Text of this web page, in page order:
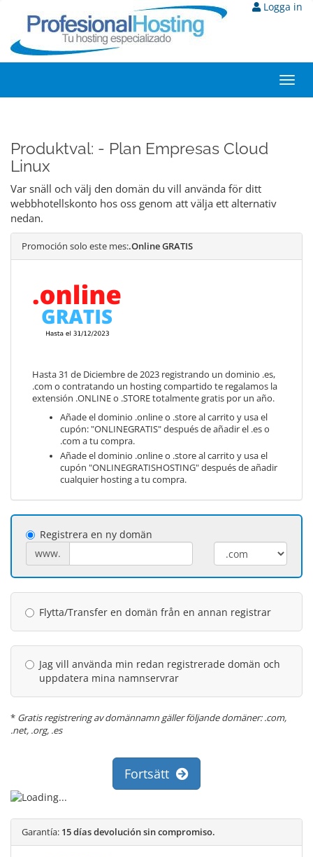
Logga in
Produktval: - Plan Empresas Cloud
Linux
Var snäll och välj den domän du vill använda för ditt
webbhotellskonto hos oss genom att välja ett alternativ
nedan.
Promoción solo este mes:.Online GRATIS
Hasta 31 de Diciembre de 2023 registrando un dominio .es,
.com o contratando un hosting compartido te regalamos la
extensión .ONLINE o .STORE totalmente gratis por un año.
Añade el dominio .online o .store al carrito y usa el
cupón: "ONLINEGRATIS" después de añadir el .es o
.com a tu compra.
Añade el dominio .online o .store al carrito y usa el
cupón "ONLINEGRATISHOSTING" después de añadir
cualquier hosting a tu compra.
Registrera en ny domän
www.
Flytta/Transfer en domän från en annan registrar
Jag vill använda min redan registrerade domän och
uppdatera mina namnservrar
* Gratis registrering av domännamn gäller följande domäner: .com,
.net, .org, .es
Fortsätt
Garantía: 15 días devolución sin compromiso.